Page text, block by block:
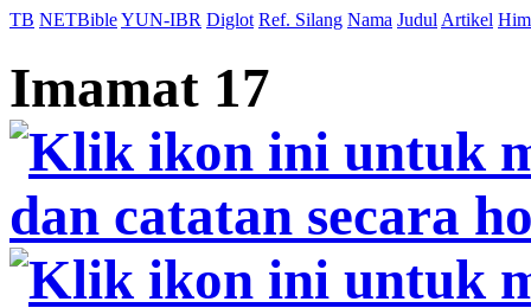
TB NETBibleYUN-IBR Diglot Ref. Silang Nama Judul Artikel
Imamat 17